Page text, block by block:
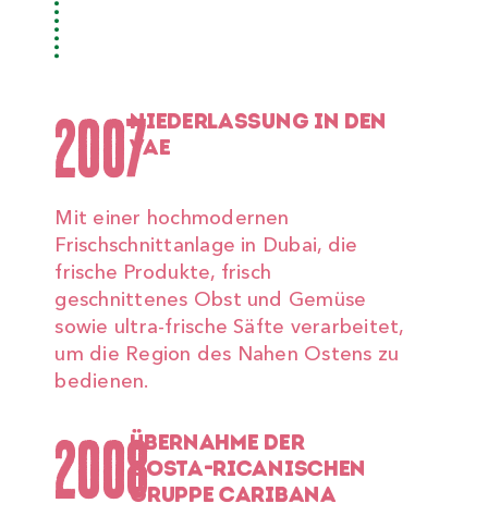
2007NIEDERLASSUNG IN DEN
VAE
Mit einer hochmodernen
Frischschnittanlage in Dubai, die
frische Produkte, frisch
geschnittenes Obst und Gemüse
sowie ultra-frische Säfte verarbeitet,
um die Region des Nahen Ostens zu
bedienen.
2008ÜBERNAHME DER
COSTA-RICANISCHEN
GRUPPE CARIBANA